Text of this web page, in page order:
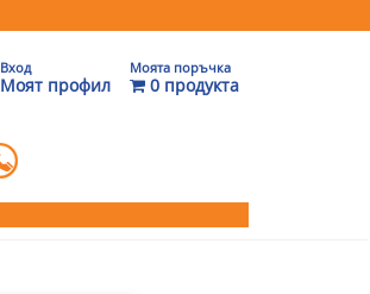
Вход
Моят профил
Моята поръчка
0 продукта